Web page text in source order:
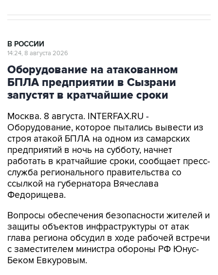
В РОССИИ
14:24, 8 августа 2026
Оборудование на атакованном
БПЛА предприятии в Сызрани
запустят в кратчайшие сроки
Москва. 8 августа. INTERFAX.RU -
Оборудование, которое пытались вывести из
строя атакой БПЛА на одном из самарских
предприятий в ночь на субботу, начнет
работать в кратчайшие сроки, сообщает пресс-
служба регионального правительства со
ссылкой на губернатора Вячеслава
Федорищева.
Вопросы обеспечения безопасности жителей и
защиты объектов инфраструктуры от атак
глава региона обсудил в ходе рабочей встречи
с заместителем министра обороны РФ Юнус-
Беком Евкуровым.